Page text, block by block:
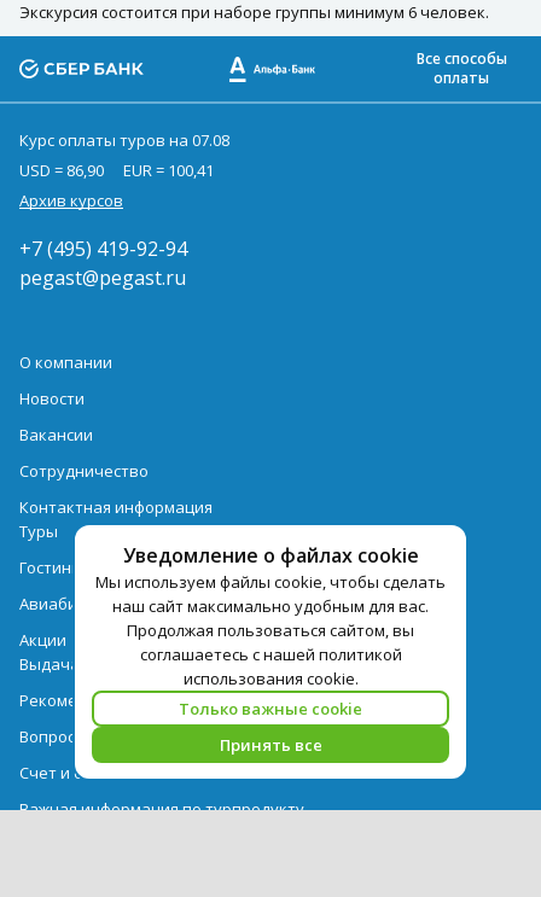
Экскурсия состоится при наборе группы минимум 6 человек.
Уведомление о файлах cookie
Мы используем файлы cookie, чтобы сделать
наш сайт максимально удобным для вас.
Продолжая пользоваться сайтом, вы
соглашаетесь с нашей политикой
использования cookie.
Только важные cookie
Принять все
Все способы
оплаты
Курс оплаты туров на 07.08
USD = 86,90
EUR = 100,41
Архив курсов
+7 (495) 419-92-94
pegast@pegast.ru
О компании
Новости
Вакансии
Сотрудничество
Контактная информация
Туры
Гостиницы
Авиабилеты
Акции
Выдача документов
Рекомендации
Вопрос-ответ
Счет и оплата
Важная информация по турпродукту